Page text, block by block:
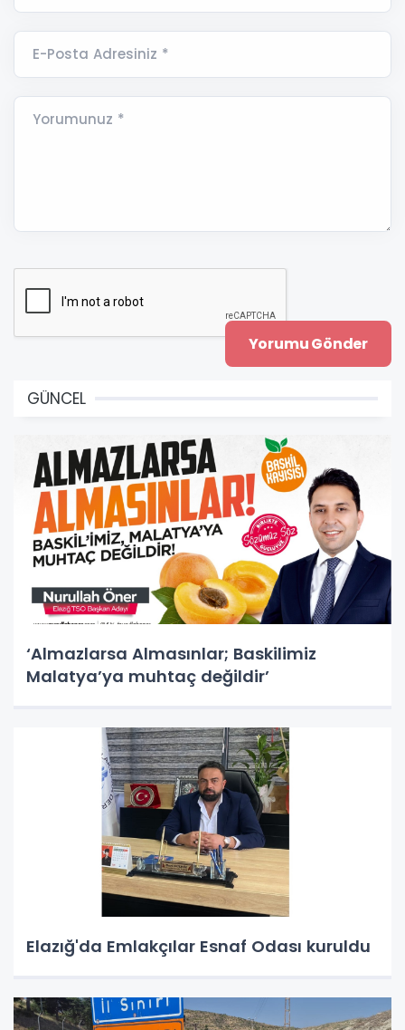
E-Posta Adresiniz *
Yorumunuz *
GÜNCEL
‘Almazlarsa Almasınlar; Baskilimiz
Malatya’ya muhtaç değildir’
Elazığ'da Emlakçılar Esnaf Odası kuruldu